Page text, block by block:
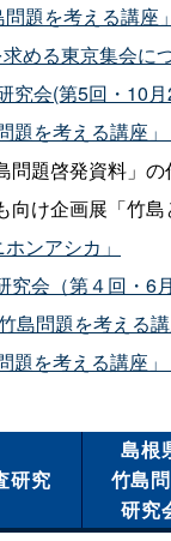
題を考える講座
める東京集会に
究会(第5回・10
題を考える講座
問題啓発資料」
け企画展「竹
ンアシカ」
究会（第４回・6
島問題を考える
題を考える講座
研究
島根
竹島
研究